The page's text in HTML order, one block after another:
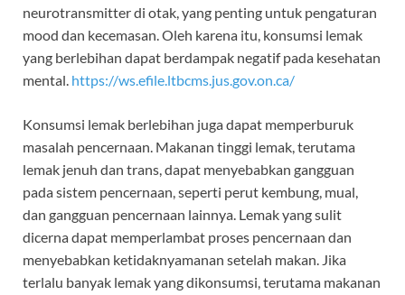
neurotransmitter di otak, yang penting untuk pengaturan
mood dan kecemasan. Oleh karena itu, konsumsi lemak
yang berlebihan dapat berdampak negatif pada kesehatan
mental. https://ws.efile.ltbcms.jus.gov.on.ca/
Konsumsi lemak berlebihan juga dapat memperburuk
masalah pencernaan. Makanan tinggi lemak, terutama
lemak jenuh dan trans, dapat menyebabkan gangguan
pada sistem pencernaan, seperti perut kembung, mual,
dan gangguan pencernaan lainnya. Lemak yang sulit
dicerna dapat memperlambat proses pencernaan dan
menyebabkan ketidaknyamanan setelah makan. Jika
terlalu banyak lemak yang dikonsumsi, terutama makanan